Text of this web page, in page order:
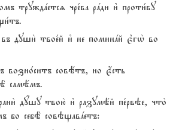
труждaетсz чре1ва рaди и3 проти1ву
души2 твое1й и3 не поминaй є3гw2 во
возно1ситъ совётъ, но є4сть
самёмъ.
дyшу твою2 и3 разумёй пе1рвэе, что2
бо себЁ совэщавaетъ: